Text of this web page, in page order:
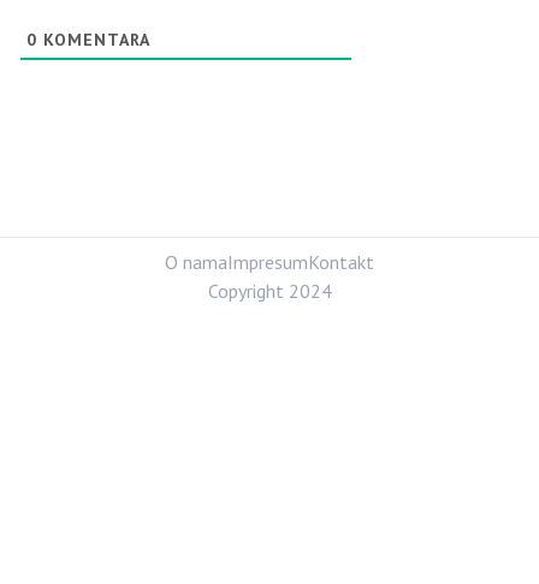
0 KOMENTARA
Copyright 2024
O namaImpresumKontakt